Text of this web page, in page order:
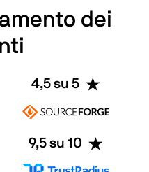
dei
4,5 su 5
9,5 su 10